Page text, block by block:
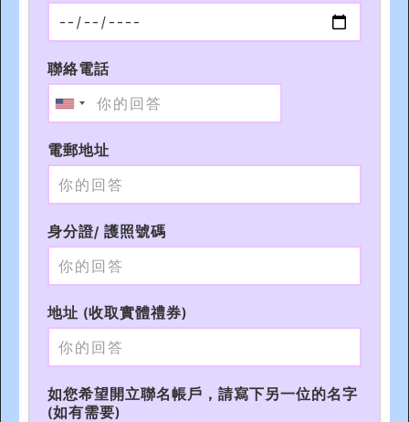
聯絡電話
電郵地址
身分證/ 護照號碼
地址 (收取實體禮券)
如您希望開立聯名帳戶，請寫下另一位的名字
(如有需要)